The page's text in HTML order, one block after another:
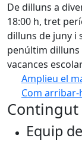
De dilluns a
18:00 h, tret
dilluns de juny i
penúltim dilluns
vacances
Amplieu el
Com arribar-
+
Equip